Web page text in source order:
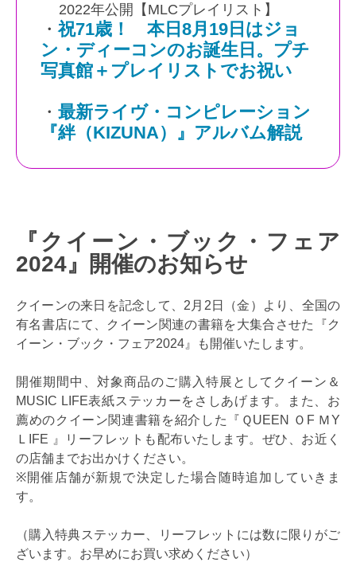
2022年公開【MLCプレイリスト】
・祝71歳！ 本日8月19日はジョ
ン・ディーコンのお誕生日。プチ
写真館＋プレイリストでお祝い
・ 最新ライヴ・コンピレーション
『絆（KIZUNA）』アルバム解説
『クイーン・ブック・フェア
2024』開催のお知らせ
クイーンの来日を記念して、2月2日（金）より、全国の
有名書店にて、クイーン関連の書籍を大集合させた『ク
イーン・ブック・フェア2024』も開催いたします。
開催期間中、対象商品のご購入特展としてクイーン＆
MUSIC LIFE表紙ステッカーをさしあげます。また、お
薦めのクイーン関連書籍を紹介した『ＱUEEN ＯF ＭY
ＬIFE 』リーフレットも配布いたします。ぜひ、お近く
の店舗までお出かけください。
※開催店舗が新規で決定した場合随時追加していきま
す。
（購入特典ステッカー、リーフレットには数に限りがご
ざいます。お早めにお買い求めください）